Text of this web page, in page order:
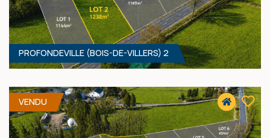
100 000 € HF*
PROFONDEVILLE (BOIS-DE-VILLERS) 2
VENDU